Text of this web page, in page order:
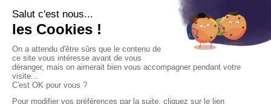
Copyright © 2026 Kactus Tous droits réservés
Conditions générales d'utilisation
Mentions légales
Signaler un contenu